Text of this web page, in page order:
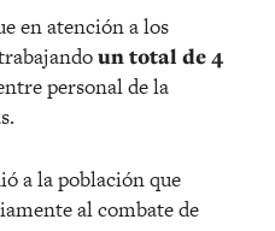
en atención a los
un total de 4
personal de la
a la población que
al combate de